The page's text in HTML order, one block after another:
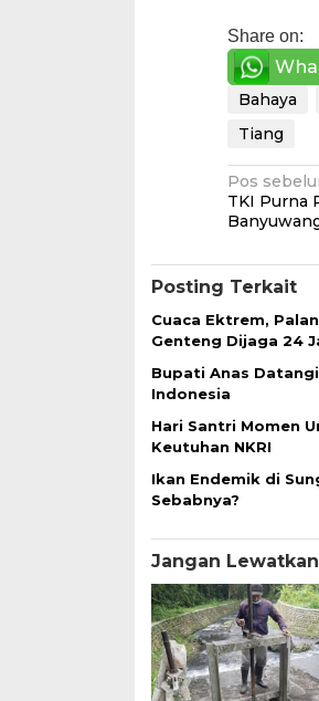
Share on:
Bahaya
Tiang
pos
Pos
TKI Purna
Posting Terkait
Cuaca Ektrem,
Genteng Dijaga 24
Bupati Anas
Indonesia
Hari Santri Momen
Keutuhan NKRI
Ikan Endemik di
Sebabnya?
Jangan Lewatkan